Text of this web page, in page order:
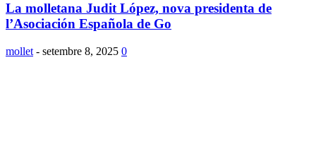
La molletana Judit López, nova presidenta de
l’Asociación Española de Go
mollet - setembre 8, 2025 0